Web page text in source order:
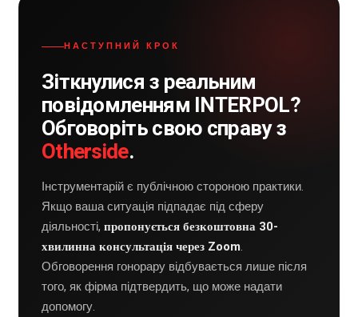
НАСТУПНИЙ КРОК
Зіткнулися з реальним
повідомленням INTERPOL?
Обговоріть свою справу з
Otherside.
Інструментарій є публічною стороною практики.
Якщо ваша ситуація підпадає під сферу
діяльності, пропонується безкоштовна 30-
хвилинна консультація через Zoom.
Обговорення гонорару відбувається лише після
того, як фірма підтвердить, що може надати
допомогу.